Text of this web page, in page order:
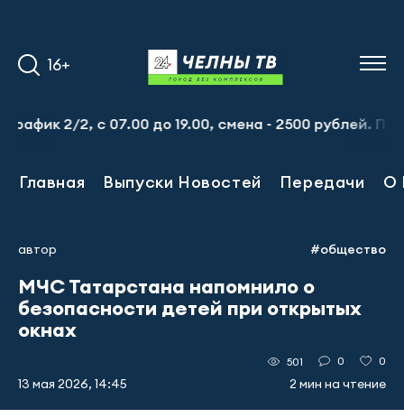
16+
2/2, с 07.00 до 19.00, смена - 2500 рублей. Пр-т
Главная Выпуски Новостей Передачи О
автор #общество
МЧС Татарстана напомнило о
безопасности детей при открытых
окнах
13 мая 2026, 14:45
501 0 0
2 мин на чтение